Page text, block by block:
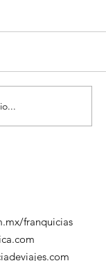
la
franquicias